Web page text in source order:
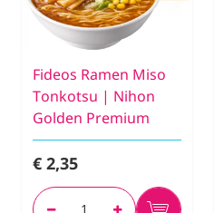
Fideos Ramen Miso
Tonkotsu | Nihon
Golden Premium
€ 2,35